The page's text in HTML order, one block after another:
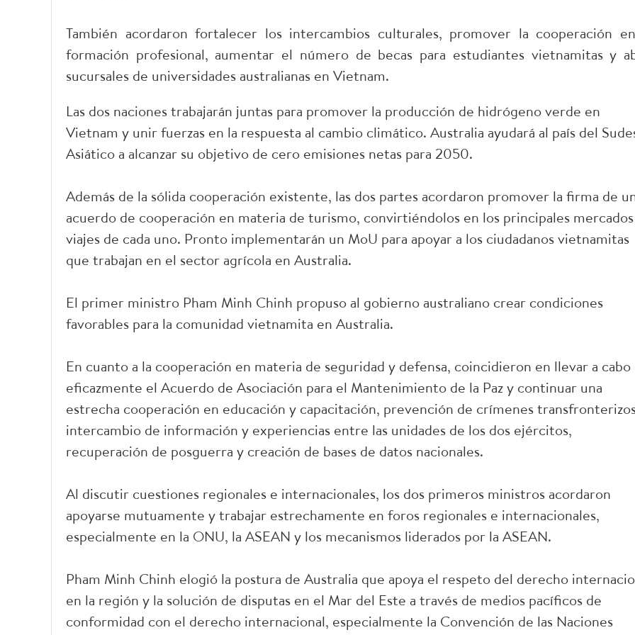
También acordaron fortalecer los intercambios culturales, promover la cooperación
formación profesional, aumentar el número de becas para estudiantes vietnamitas y
sucursales de universidades australianas en Vietnam.
Las dos naciones trabajarán juntas para promover la producción de hidrógeno verde en
Vietnam y unir fuerzas en la respuesta al cambio climático. Australia ayudará al país del
Asiático a alcanzar su objetivo de cero emisiones netas para 2050.
Además de la sólida cooperación existente, las dos partes acordaron promover la firma de
acuerdo de cooperación en materia de turismo, convirtiéndolos en los principales
viajes de cada uno. Pronto implementarán un MoU para apoyar a los ciudadanos vietnamitas
que trabajan en el sector agrícola en Australia.
El primer ministro Pham Minh Chinh propuso al gobierno australiano crear condiciones
favorables para la comunidad vietnamita en Australia.
En cuanto a la cooperación en materia de seguridad y defensa, coincidieron en llevar a cabo
eficazmente el Acuerdo de Asociación para el Mantenimiento de la Paz y continuar una
estrecha cooperación en educación y capacitación, prevención de crímenes
intercambio de información y experiencias entre las unidades de los dos ejércitos,
recuperación de posguerra y creación de bases de datos nacionales.
Al discutir cuestiones regionales e internacionales, los dos primeros ministros acordaron
apoyarse mutuamente y trabajar estrechamente en foros regionales e internacionales,
especialmente en la ONU, la ASEAN y los mecanismos liderados por la ASEAN.
Pham Minh Chinh elogió la postura de Australia que apoya el respeto del derecho
en la región y la solución de disputas en el Mar del Este a través de medios pacíficos de
conformidad con el derecho internacional, especialmente la Convención de las Naciones